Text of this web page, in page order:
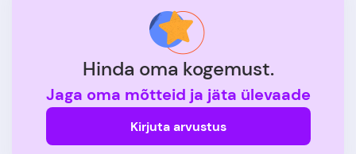
Hinda oma kogemust.
Jaga oma mõtteid ja jäta ülevaade
Kirjuta arvustus